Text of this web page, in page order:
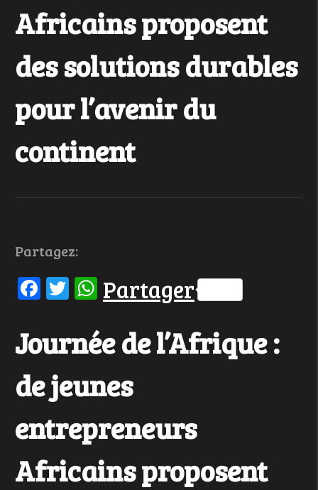
Africains proposent
des solutions durables
pour l’avenir du
continent
Partagez:
Facebook
Twitter
WhatsApp
Partager
Journée de l’Afrique :
de jeunes
entrepreneurs
Africains proposent